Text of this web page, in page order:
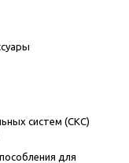
систем (СКС)
для